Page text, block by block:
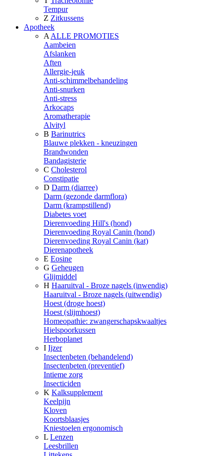
Tempur
Z Zitkussens
Apotheek
A ALLE PROMOTIES
Aambeien
Afslanken
Aften
Allergie-jeuk
Anti-schimmelbehandeling
Anti-snurken
Anti-stress
Arkocaps
Aromatherapie
Alvityl
B Barinutrics
Blauwe plekken - kneuzingen
Brandwonden
Bandagisterie
C Cholesterol
Constipatie
D Darm (diarree)
Darm (gezonde darmflora)
Darm (krampstillend)
Diabetes voet
Dierenvoeding Hill's (hond)
Dierenvoeding Royal Canin (hond)
Dierenvoeding Royal Canin (kat)
Dierenapotheek
E Eosine
G Geheugen
Glijmiddel
H Haaruitval - Broze nagels (inwendig)
Haaruitval - Broze nagels (uitwendig)
Hoest (droge hoest)
Hoest (slijmhoest)
Homeopathie: zwangerschapskwaaltjes
Hielspoorkussen
Herboplanet
I Ijzer
Insectenbeten (behandelend)
Insectenbeten (preventief)
Intieme zorg
Insecticiden
K Kalksupplement
Keelpijn
Kloven
Koortsblaasjes
Kniestoelen ergonomisch
L Lenzen
Leesbrillen